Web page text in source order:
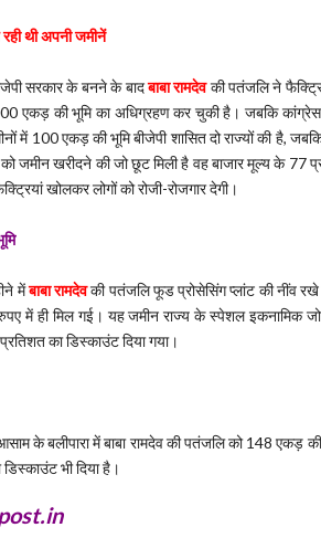
थी अपनी जमीनें
सरकार के बनने के बादबाबा रामदेव की पतंजलि ने
एकड़ की भूमि का अधिग्रहण कर चुकी है। जबकि
में 100 एकड़ की भूमि बीजेपी शासित दो राज्यों की है,
जमीन खरीदने की जो छूट मिली है वह बाजार मूल्य के 77
खोलकर लोगों को रोजी-रोजगार देगी।
मेंबाबा रामदेवकी पतंजलि फूड प्रोसेसिंग प्लांट की नींव
में ही मिल गई। यह जमीन राज्य के स्पेशल इकनामिक
का डिस्काउंट दिया गया।
के बलीपारा में बाबा रामदेव की पतंजलि को 148 एकड़
भी दिया है।